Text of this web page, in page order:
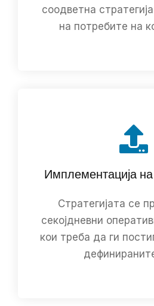
соодветна
на потребите на
Имплементација на
Стратегијата се
секојдневни
кои треба да ги